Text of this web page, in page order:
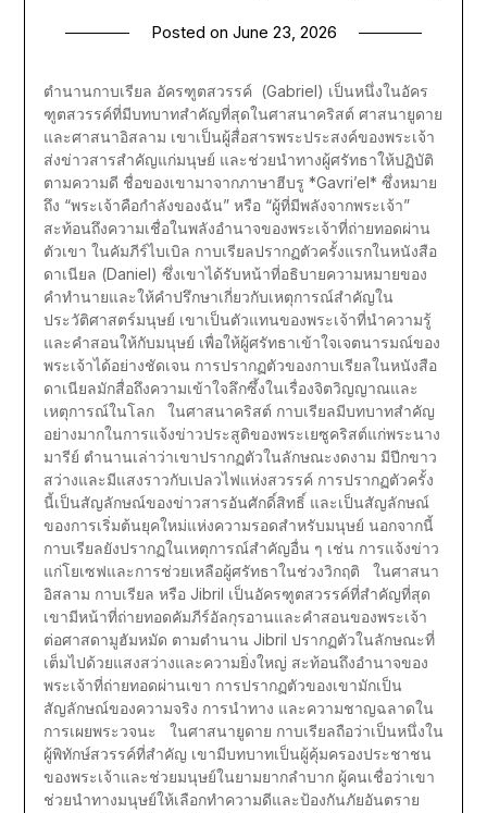
Posted on June 23, 2026
ตำนานกาบเรียล อัครฑูตสวรรค์ (Gabriel) เป็นหนึ่งในอัคร
ฑูตสวรรค์ที่มีบทบาทสำคัญที่สุดในศาสนาคริสต์ ศาสนายูดาย
และศาสนาอิสลาม เขาเป็นผู้สื่อสารพระประสงค์ของพระเจ้า
ส่งข่าวสารสำคัญแก่มนุษย์ และช่วยนำทางผู้ศรัทธาให้ปฏิบัติ
ตามความดี ชื่อของเขามาจากภาษาฮีบรู *Gavri’el* ซึ่งหมาย
ถึง “พระเจ้าคือกำลังของฉัน” หรือ “ผู้ที่มีพลังจากพระเจ้า”
สะท้อนถึงความเชื่อในพลังอำนาจของพระเจ้าที่ถ่ายทอดผ่าน
ตัวเขา ในคัมภีร์ไบเบิล กาบเรียลปรากฏตัวครั้งแรกในหนังสือ
ดาเนียล (Daniel) ซึ่งเขาได้รับหน้าที่อธิบายความหมายของ
คำทำนายและให้คำปรึกษาเกี่ยวกับเหตุการณ์สำคัญใน
ประวัติศาสตร์มนุษย์ เขาเป็นตัวแทนของพระเจ้าที่นำความรู้
และคำสอนให้กับมนุษย์ เพื่อให้ผู้ศรัทธาเข้าใจเจตนารมณ์ของ
พระเจ้าได้อย่างชัดเจน การปรากฏตัวของกาบเรียลในหนังสือ
ดาเนียลมักสื่อถึงความเข้าใจลึกซึ้งในเรื่องจิตวิญญาณและ
เหตุการณ์ในโลก ในศาสนาคริสต์ กาบเรียลมีบทบาทสำคัญ
อย่างมากในการแจ้งข่าวประสูติของพระเยซูคริสต์แก่พระนาง
มารีย์ ตำนานเล่าว่าเขาปรากฏตัวในลักษณะงดงาม มีปีกขาว
สว่างและมีแสงราวกับเปลวไฟแห่งสวรรค์ การปรากฏตัวครั้ง
นี้เป็นสัญลักษณ์ของข่าวสารอันศักดิ์สิทธิ์ และเป็นสัญลักษณ์
ของการเริ่มต้นยุคใหม่แห่งความรอดสำหรับมนุษย์ นอกจากนี้
กาบเรียลยังปรากฏในเหตุการณ์สำคัญอื่น ๆ เช่น การแจ้งข่าว
แก่โยเซฟและการช่วยเหลือผู้ศรัทธาในช่วงวิกฤติ ในศาสนา
อิสลาม กาบเรียล หรือ Jibril เป็นอัครฑูตสวรรค์ที่สำคัญที่สุด
เขามีหน้าที่ถ่ายทอดคัมภีร์อัลกุรอานและคำสอนของพระเจ้า
ต่อศาสดามูฮัมหมัด ตามตำนาน Jibril ปรากฏตัวในลักษณะที่
เต็มไปด้วยแสงสว่างและความยิ่งใหญ่ สะท้อนถึงอำนาจของ
พระเจ้าที่ถ่ายทอดผ่านเขา การปรากฏตัวของเขามักเป็น
สัญลักษณ์ของความจริง การนำทาง และความชาญฉลาดใน
การเผยพระวจนะ ในศาสนายูดาย กาบเรียลถือว่าเป็นหนึ่งใน
ผู้พิทักษ์สวรรค์ที่สำคัญ เขามีบทบาทเป็นผู้คุ้มครองประชาชน
ของพระเจ้าและช่วยมนุษย์ในยามยากลำบาก ผู้คนเชื่อว่าเขา
ช่วยนำทางมนุษย์ให้เลือกทำความดีและป้องกันภัยอันตราย